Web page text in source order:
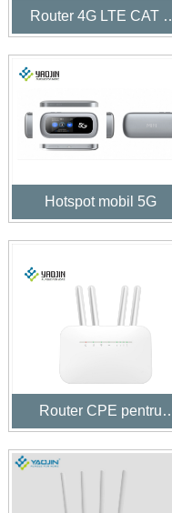
Router 4G LTE CAT 6
CPE CPE
Hotspot mobil 5G
Router CPE pentru
interior 5G